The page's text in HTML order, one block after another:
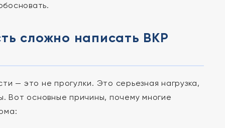
сложно написать ВКР
— это не прогулки. Это серьезная нагрузка,
Вот основные причины, почему многие